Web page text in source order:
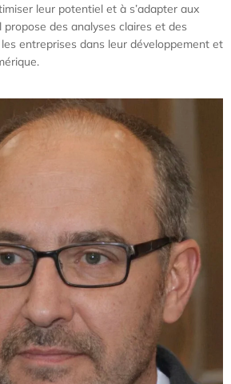
leur potentiel et à s’adapter aux
des analyses claires et des
entreprises dans leur développement et